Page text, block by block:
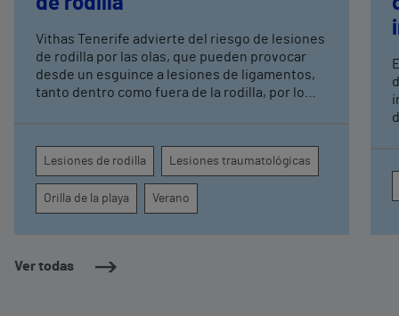
Ver todas
Vithas Tenerife advierte del riesgo de lesiones
de rodilla por las olas, que pueden provocar
desde un esguince a lesiones de ligamentos,
tanto dentro como fuera de la rodilla, por lo
Lesiones de rodilla Lesiones traumatológicas
Orilla de la playa Verano